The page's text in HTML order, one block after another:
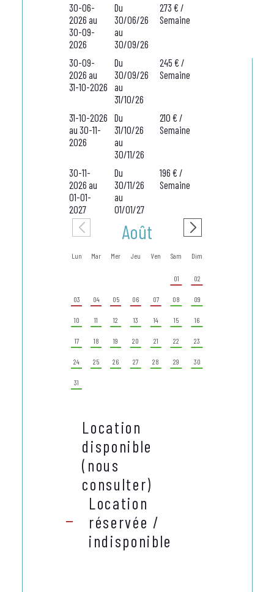
30-06-
2026 au
30-09-
2026
Du
30/06/26
au
30/09/26
273 € /
Semaine
30-09-
2026 au
31-10-2026
Du
30/09/26
au
31/10/26
245 € /
Semaine
31-10-2026
au 30-11-
2026
Du
31/10/26
au
30/11/26
210 € /
Semaine
30-11-
2026 au
01-01-
2027
Du
30/11/26
au
01/01/27
196 € /
Semaine
Août
Lun Mar Mer Jeu Ven Sam Dim
01 02
03 04 05 06 07 08 09
10 11 12 13 14 15 16
17 18 19 20 21 22 23
24 25 26 27 28 29 30
31
Location
disponible
(nous
consulter)
Location
réservée /
indisponible